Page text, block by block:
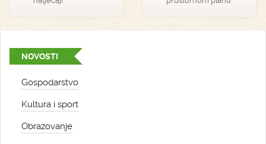
NOVOSTI
Gospodarstvo
Kultura i sport
Obrazovanje